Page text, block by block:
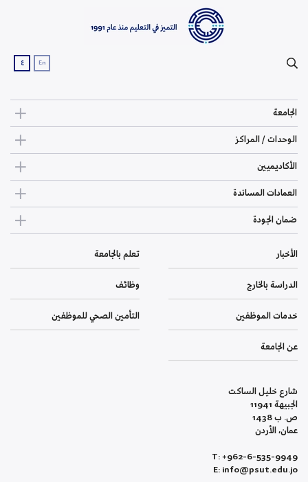
En ع
الجامعة
الوحدات / المراكز
الأكاديميين
العمادات المساندة
ضمان الجودة
الأخبار تعلم بالجامعة
الدراسة بالخارج وظائف
خدمات الموظفين التأمين الصحي للموظفين
عن الجامعة
شارع خليل الساكت
الجبيهة 11941
ص. ب 1438
عمان، الأردن
T: +962-6-535-9949
E: info@psut.edu.jo